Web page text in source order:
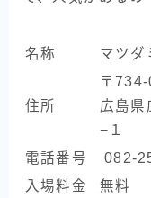
名称 マツダ
住所
〒
広島県
−１
電話番号
082-
入場料金
無料